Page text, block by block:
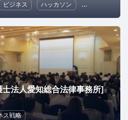
ビジネス ハッカソン 起業
法人愛知総合法律事務所]
ス戦略